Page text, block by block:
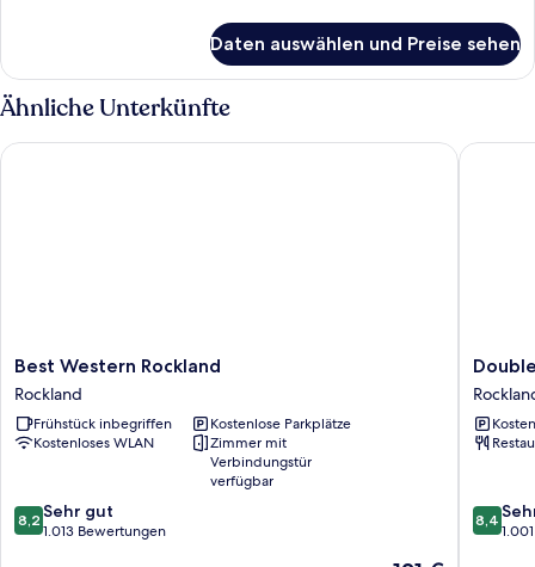
anzeigen
1
Queen-
Bett,
Nichtraucher
Daten auswählen und Preise sehen
Ähnliche Unterkünfte
Best
Western
Rockland
Rockland
Best Western Rockland
Rockland
Frühstück inbegriffen
Kostenlose Parkplätze
Kostenloses WLAN
Zimmer mit
Verbindungstür
verfügbar
8.2
von
8,2 Sehr gut
1.013 Bewertungen
Best Western Rockland
by
Hilton
Boston
-
8.4
von
8,4